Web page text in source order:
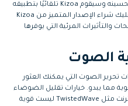
حددته على مقطع الفيديو الذي ترغب في تحسينه وسيقوم Kizoa تلقائيًا بتطبيقه
على اللقطات. ضع في اعتبارك أنه يتعين عليك شراء الإصدار المتميز من Kizoa
والتأثيرات المرئية التي يوفرها
تحرير الصوت التي يمكنك العثور
مما يبدو. خيارات تقليل الضوضاء
التي توفرها منصات تحرير الصوت عبر الإنترنت مثل TwistedWave ليست قوية